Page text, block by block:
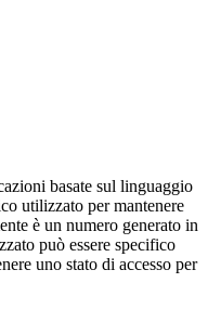
basate sul linguaggio
utilizzato per mantenere
è un numero generato in
può essere specifico
uno stato di accesso per